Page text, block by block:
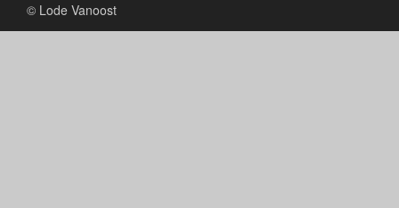
© Lode Vanoost